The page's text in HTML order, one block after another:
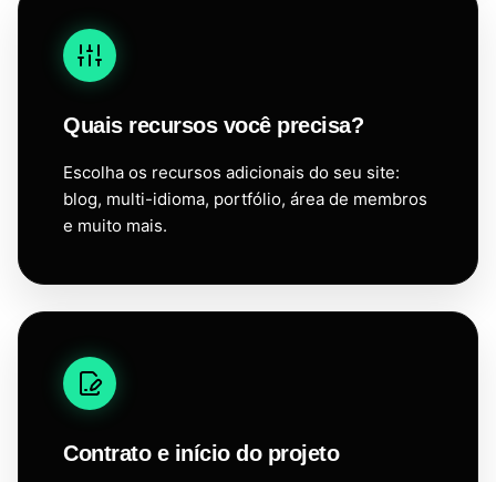
Quais recursos você precisa?
Escolha os recursos adicionais do seu site:
blog, multi-idioma, portfólio, área de membros
e muito mais.
Contrato e início do projeto